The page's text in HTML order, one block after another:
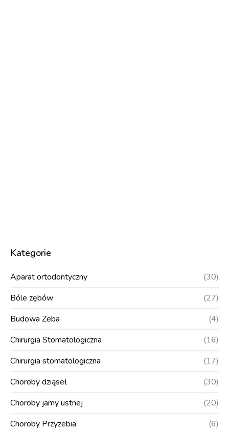
Kategorie
Aparat ortodontyczny
(30)
Bóle zębów
(27)
Budowa Zeba
(4)
Chirurgia Stomatologiczna
(16)
Chirurgia stomatologiczna
(17)
Choroby dziąseł
(30)
Choroby jamy ustnej
(20)
Choroby Przyzebia
(6)